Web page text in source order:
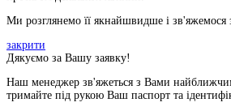
Ми розглянемо її якнайшвидше і зв'яжемося
закрити
Дякуємо за Вашу заявку!
Наш менеджер зв'яжеться з Вами
тримайте під рукою Ваш паспорт та